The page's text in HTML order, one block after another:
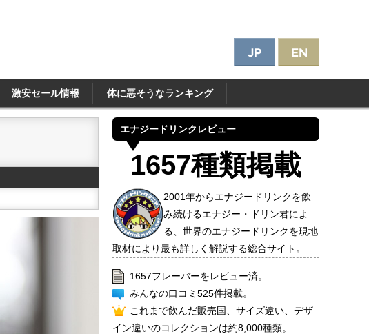
激安セール情報 体に悪そうなランキング
エナジードリンクレビュー
1657種類掲載
2001年からエナジードリンクを飲
み続けるエナジー・ドリン君によ
る、世界のエナジードリンクを現地
取材により最も詳しく解説する総合サイト。
1657フレーバーをレビュー済。
みんなの口コミ525件掲載。
これまで飲んだ販売国、サイズ違い、デザ
イン違いのコレクションは約8,000種類。